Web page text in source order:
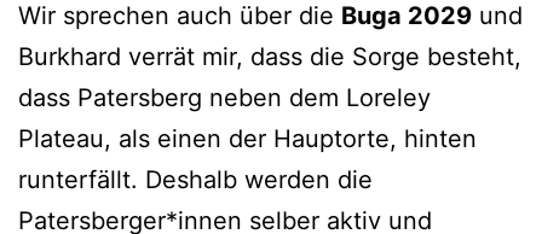
Wir sprechen auch über die Buga 2029 und
Burkhard verrät mir, dass die Sorge besteht,
dass Patersberg neben dem Loreley
Plateau, als einen der Hauptorte, hinten
runterfällt. Deshalb werden die
Patersberger*innen selber aktiv und